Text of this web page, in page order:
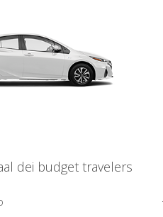
dei budget travelers